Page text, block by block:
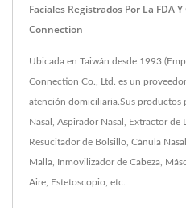
Faciales Registrados Por La FDA
Connection
Ubicada en Taiwán desde 1993
Connection Co., Ltd. es un
atención domiciliaria.Sus productos
Nasal, Aspirador Nasal, Extractor de
Resucitador de Bolsillo, Cánula
Malla, Inmovilizador de Cabeza,
Aire, Estetoscopio, etc.